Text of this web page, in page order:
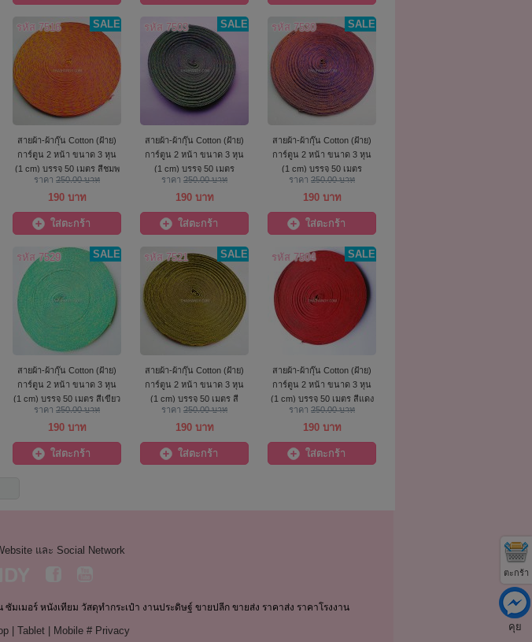
ตะกร้า
คุย
SALE
รหัส 7516
สายผ้า-ผ้ากุ๊น Cotton (ฝ้าย)
การ์ตูน 2 หน้า ขนาด 3 หุน
(1 cm) บรรจุ 50 เมตร สีชมพู
เหลืองดอกไม้
ราคา 250.00 บาท
190 บาท
ใส่ตะกร้า
SALE
รหัส 7503
สายผ้า-ผ้ากุ๊น Cotton (ฝ้าย)
การ์ตูน 2 หน้า ขนาด 3 หุน
(1 cm) บรรจุ 50 เมตร
สีน้ำเงิน
ราคา 250.00 บาท
190 บาท
ใส่ตะกร้า
SALE
รหัส 7530
สายผ้า-ผ้ากุ๊น Cotton (ฝ้าย)
การ์ตูน 2 หน้า ขนาด 3 หุน
(1 cm) บรรจุ 50 เมตร
สีน้ำเงิน
ราคา 250.00 บาท
190 บาท
ใส่ตะกร้า
SALE
รหัส 7529
สายผ้า-ผ้ากุ๊น Cotton (ฝ้าย)
การ์ตูน 2 หน้า ขนาด 3 หุน
(1 cm) บรรจุ 50 เมตร สีเขียว
ตอง
ราคา 250.00 บาท
190 บาท
ใส่ตะกร้า
SALE
รหัส 7521
สายผ้า-ผ้ากุ๊น Cotton (ฝ้าย)
การ์ตูน 2 หน้า ขนาด 3 หุน
(1 cm) บรรจุ 50 เมตร สี
เหลือง
ราคา 250.00 บาท
190 บาท
ใส่ตะกร้า
SALE
รหัส 7504
สายผ้า-ผ้ากุ๊น Cotton (ฝ้าย)
การ์ตูน 2 หน้า ขนาด 3 หุน
(1 cm) บรรจุ 50 เมตร สีแดง
ราคา 250.00 บาท
190 บาท
ใส่ตะกร้า
และ Social Network
เมอร์ หนังเทียม วัสดุทำกระเป๋า งานประดิษฐ์ ขายปลีก ขายส่ง ราคาส่ง ราคาโรงงาน
Tablet Mobile # Privacy